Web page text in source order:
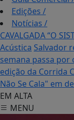
Edições /
Notícias /
CAVALGADA “O
Acústica Salvador
semana passa por
edição da Corrida
Não Se Cala" em
EM ALTA
MENU